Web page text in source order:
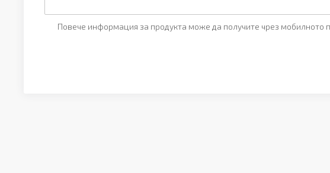
Повече информация за продукта може да получите чрез мобилното